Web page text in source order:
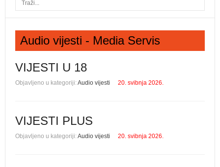
Audio vijesti - Media Servis
VIJESTI U 18
Objavljeno u kategoriji:Audio vijesti 20. svibnja 2026.
VIJESTI PLUS
Objavljeno u kategoriji:Audio vijesti 20. svibnja 2026.
Zaboravili ste lozinku?